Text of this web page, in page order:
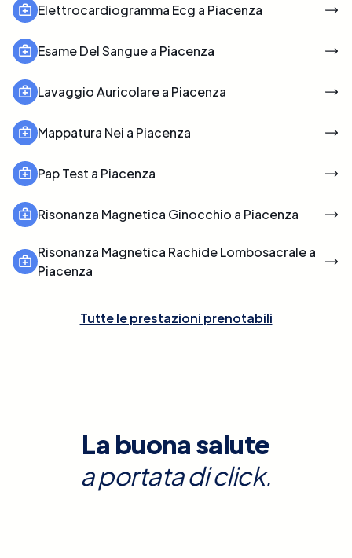
Elettrocardiogramma Ecg a Piacenza
Esame Del Sangue a Piacenza
Lavaggio Auricolare a Piacenza
Mappatura Nei a Piacenza
Pap Test a Piacenza
Risonanza Magnetica Ginocchio a Piacenza
Risonanza Magnetica Rachide Lombosacrale a
Piacenza
Tutte le prestazioni prenotabili
La buona salute
a portata di click.